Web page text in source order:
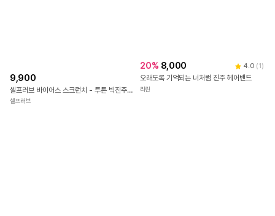
9,900
셀프러브 바이어스 스크런치 - 투톤 빅진주 골지 파이핑 투톤 코듀로이 슈슈 곱창밴드
셀프러브
20% 8,000 4.0 (1 )
오래도록 기억되는 너처럼 진주 헤어밴드
리린